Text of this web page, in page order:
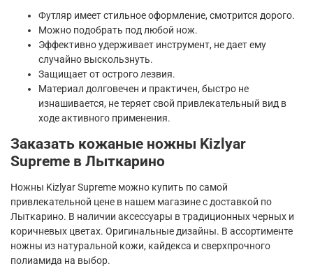
Футляр имеет стильное оформление, смотрится дорого.
Можно подобрать под любой нож.
Эффективно удерживает инструмент, не дает ему
случайно выскользнуть.
Защищает от острого лезвия.
Материал долговечен и практичен, быстро не
изнашивается, не теряет свой привлекательный вид в
ходе активного применения.
Заказать кожаные ножны Kizlyar
Supreme в Лыткарино
Ножны Kizlyar Supreme можно купить по самой
привлекательной цене в нашем магазине с доставкой по
Лыткарино. В наличии аксессуары в традиционных черных и
коричневых цветах. Оригинальные дизайны. В ассортименте
ножны из натуральной кожи, кайдекса и сверхпрочного
полиамида на выбор.